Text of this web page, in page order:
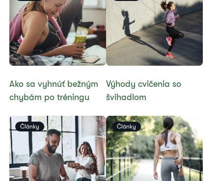
​Ako sa vyhnúť bežným
chybám po tréningu
Výhody cvičenia so
švihadlom
Články Články